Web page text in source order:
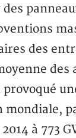
des
des
provoqué
à 773